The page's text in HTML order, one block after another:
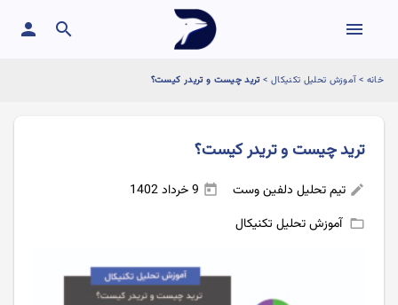
menu
search
person
خانه >آموزش تحلیل تکنیکال >ترید چیست و تریدر کیست؟َ
ترید چیست و تریدر کیست؟َ
edit تیم تحلیل دلفین وست today
folder_open آموزش تحلیل تکنیکال